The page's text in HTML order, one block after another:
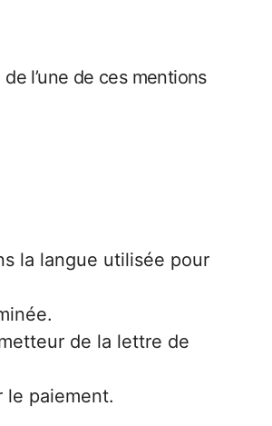
l’une de ces mentions
la langue utilisée pour
de la lettre de
le paiement.